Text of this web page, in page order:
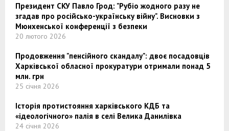
Президент СКУ Павло Грод: "Рубіо жодного разу не
згадав про російсько-українську війну". Висновки з
Мюнхенської конференції з безпеки
20 лютого 2026
Продовження "пенсійного скандалу": двоє посадовців
Харківської обласної прокуратури отримали понад 5
млн. грн
25 січня 2026
Історія протистояння харківського КДБ та
«ідеологічного» палія в селі Велика Данилівка
24 січня 2026